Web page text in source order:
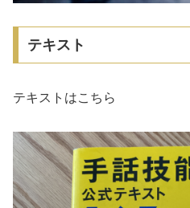
テキスト
テキストはこちら